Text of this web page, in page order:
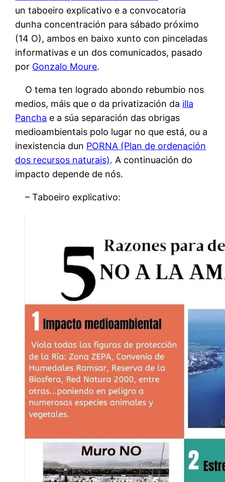
un taboeiro explicativo e a convocatoria
dunha concentración para sábado próximo
(14 O), ambos en baixo xunto con pinceladas
informativas e un dos comunicados, pasado
por Gonzalo Moure.
O tema ten logrado abondo rebumbio nos
medios, máis que o da privatización da illa
Pancha e a súa separación das obrigas
medioambientais polo lugar no que está, ou a
inexistencia dun PORNA (Plan de ordenación
dos recursos naturais). A continuación do
impacto depende de nós.
– Taboeiro explicativo: